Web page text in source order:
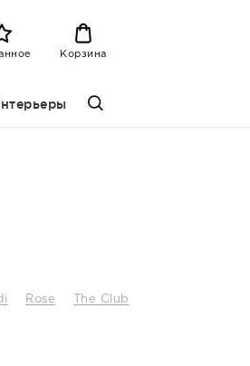
Корзина
Rose The Club